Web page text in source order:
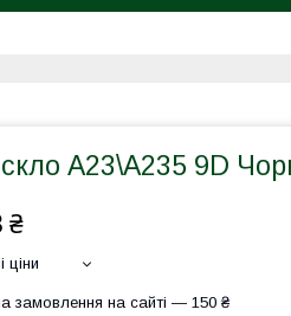
A23\A235 9D
₴
ціни
замовлення на сайті — 150 ₴